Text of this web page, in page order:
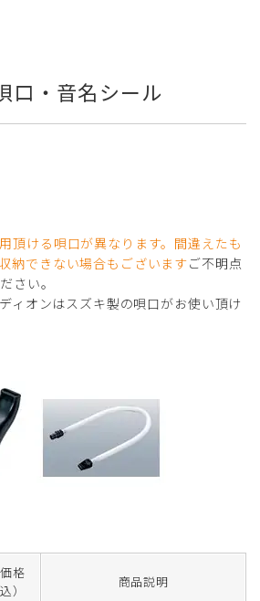
口・音名シール
頂ける唄口が異なります。間違えたも
納できない場合もございますご不明点
さい。
ィオンはスズキ製の唄口がお使い頂け
格
）
商品説明